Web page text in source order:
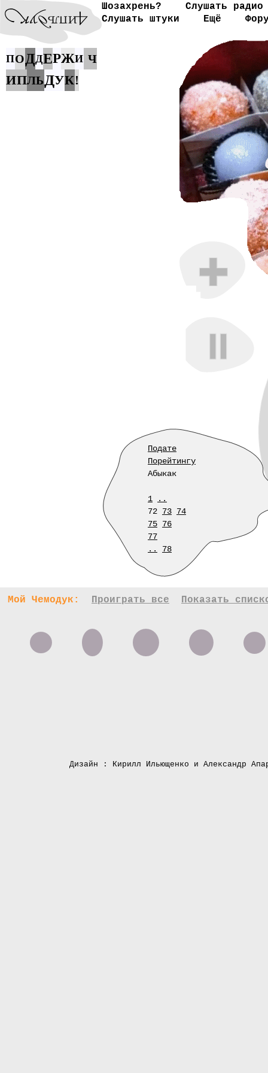
Шозахрень?
Слушать радио
Слушать штуки
Ещё
ПОДДЕРЖИ Ч
ИПЛЬДУК!
Подате
Порейтингу
Абыкак
1
..
72 73 74
75 76
77
..
78
Мой Чемодук: Проиграть все Показать
Дизайн : Кирилл Ильющенко и Александр